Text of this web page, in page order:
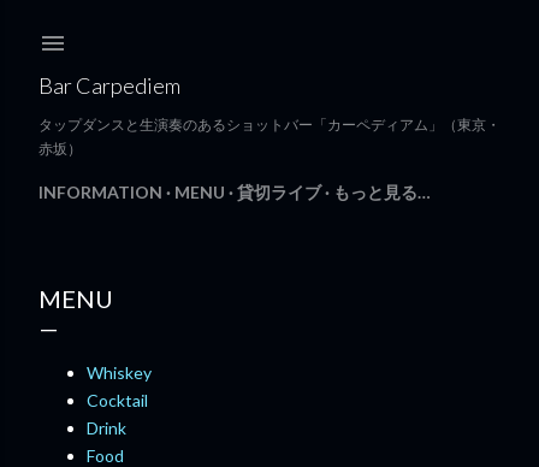
スキップしてメイン コンテンツに移動
Bar Carpediem
タップダンスと生演奏のあるショットバー「カーペディアム」（東京・
赤坂）
INFORMATION MENU 貸切ライブ もっと見る…
MENU
Whiskey
Cocktail
Drink
Food